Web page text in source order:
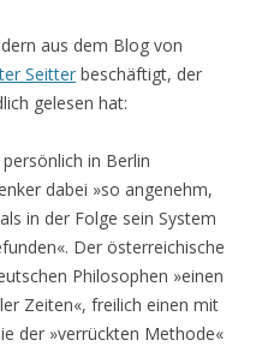
aus dem Blog von
Seitter beschäftigt, der
gelesen hat:
in Berlin
dabei »so angenehm,
in der Folge sein System
Der österreichische
Philosophen »einen
Zeiten«, freilich einen mit
der »verrückten Methode«